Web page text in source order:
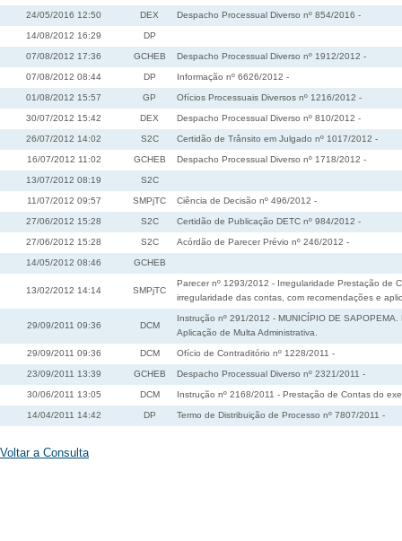
24/05/2016 12:50 DEX Despacho Processual Diverso nº 854/2016 -
14/08/2012 16:29 DP
07/08/2012 17:36 GCHEB Despacho Processual Diverso nº 1912/2012 -
07/08/2012 08:44 DP Informação nº 6626/2012 -
01/08/2012 15:57 GP Ofícios Processuais Diversos nº 1216/2012 -
30/07/2012 15:42 DEX Despacho Processual Diverso nº 810/2012 -
26/07/2012 14:02 S2C Certidão de Trânsito em Julgado nº 1017/2012 -
16/07/2012 11:02 GCHEB Despacho Processual Diverso nº 1718/2012 -
13/07/2012 08:19 S2C
11/07/2012 09:57 SMPjTC Ciência de Decisão nº 496/2012 -
27/06/2012 15:28 S2C Certidão de Publicação DETC nº 984/2012 -
27/06/2012 15:28 S2C Acórdão de Parecer Prévio nº 246/2012 -
14/05/2012 08:46 GCHEB
13/02/2012 14:14 SMPjTC
Parecer nº 1293/2012 - Irregularidade Prestação de
irregularidade das contas, com recomendações e
29/09/2011 09:36 DCM
Instrução nº 291/2012 - MUNICÍPIO DE
Aplicação de Multa Administrativa.
29/09/2011 09:36 DCM Ofício de Contraditório nº 1228/2011 -
23/09/2011 13:39 GCHEB Despacho Processual Diverso nº 2321/2011 -
30/06/2011 13:05 DCM Instrução nº 2168/2011 - Prestação de Contas do
14/04/2011 14:42 DP Termo de Distribuição de Processo nº 7807/2011 -
Voltar a Consulta